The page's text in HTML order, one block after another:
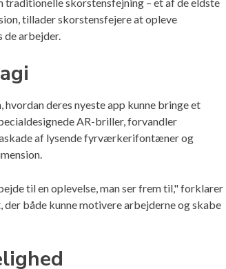
tillader skorstensfejere at opleve
arbejder.
deres nyeste app kunne bringe et
AR-briller, forvandler
af lysende fyrværkerifontæner og
til en oplevelse, man ser frem til," forklarer
både kunne motivere arbejderne og skabe